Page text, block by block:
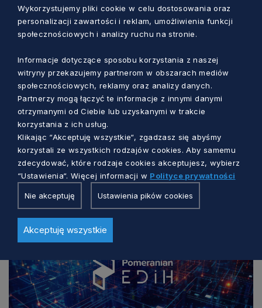
konkursieGryfGospodarczy.pl oraz
inspirujących historiach pomorskich
gryfgospodarczy.pl oraz w
serwisiegospodarka.pomorskie.eu.
Zobacz również
Wykorzystujemy pliki cookie w celu dostosowania oraz
personalizacji zawartości i reklam, umożliwienia funkcji
społecznościowych i analizy ruchu na stronie.
Informacje dotyczące sposobu korzystania z naszej
witryny przekazujemy partnerom w obszarach mediów
społecznościowych, reklamy oraz analizy danych.
Partnerzy mogą łączyć te informacje z innymi danymi
otrzymanymi od Ciebie lub uzyskanymi w trakcie
korzystania z ich usług.
Klikając “Akceptuję wszystkie“, zgadzasz się abyśmy
korzystali ze wszystkich rodzajów cookies. Aby samemu
zdecydować, które rodzaje cookies akceptujesz, wybierz
“Ustawienia“. Więcej informacji w Polityce prywatności
Nie akceptuję Ustawienia pików cookies
Akceptuję wszystkie